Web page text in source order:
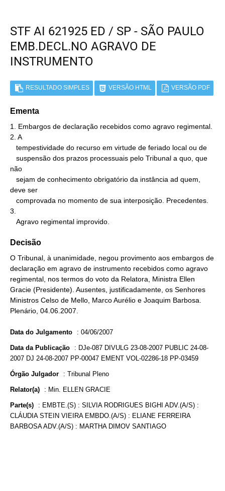
STF AI 621925 ED / SP - SÃO PAULO
EMB.DECL.NO AGRAVO DE
INSTRUMENTO
RESULTADO SIMPLES VERSÃO HTML VERSÃO PDF
Ementa
1. Embargos de declaração recebidos como agravo regimental.
2. A
não
deve ser
3.
   Agravo regimental improvido.
Decisão
O Tribunal, à unanimidade, negou provimento aos embargos de
declaração em agravo de instrumento recebidos como agravo
regimental, nos termos do voto da Relatora, Ministra Ellen
Gracie (Presidente). Ausentes, justificadamente, os Senhores
Ministros Celso de Mello, Marco Aurélio e Joaquim Barbosa.
Plenário, 04.06.2007.
Data do Julgamento : 04/06/2007
Data da Publicação : DJe-087 DIVULG 23-08-2007 PUBLIC 24-08-
2007 DJ 24-08-2007 PP-00047 EMENT VOL-02286-18 PP-03459
Órgão Julgador : Tribunal Pleno
Relator(a) : Min. ELLEN GRACIE
Parte(s) : EMBTE.(S) : SILVIA RODRIGUES BIGHI ADV.(A/S) :
CLÁUDIA STEIN VIEIRA EMBDO.(A/S) : ELIANE FERREIRA
BARBOSA ADV.(A/S) : MARTHA DIMOV SANTIAGO